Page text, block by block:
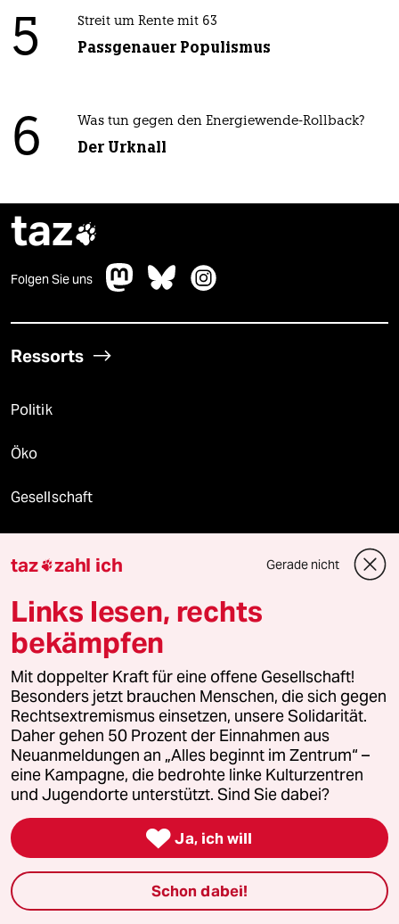
5 Streit um Rente mit 63
Passgenauer Populismus
6 Was tun gegen den Energiewende-Rollback?
Der Urknall
taz
Folgen Sie uns
Ressorts
Politik
Öko
Gesellschaft
Berlin
Nord
Wahrheit
Themen
Hitze
Surfen
taz zahl ich Gerade nicht
Links lesen, rechts
bekämpfen
Mit doppelter Kraft für eine offene Gesellschaft!
Besonders jetzt brauchen Menschen, die sich gegen
Rechtsextremismus einsetzen, unsere Solidarität.
Daher gehen 50 Prozent der Einnahmen aus
Neuanmeldungen an „Alles beginnt im Zentrum“ –
eine Kampagne, die bedrohte linke Kulturzentren
und Jugendorte unterstützt. Sind Sie dabei?
 Ja, ich will
Schon dabei!